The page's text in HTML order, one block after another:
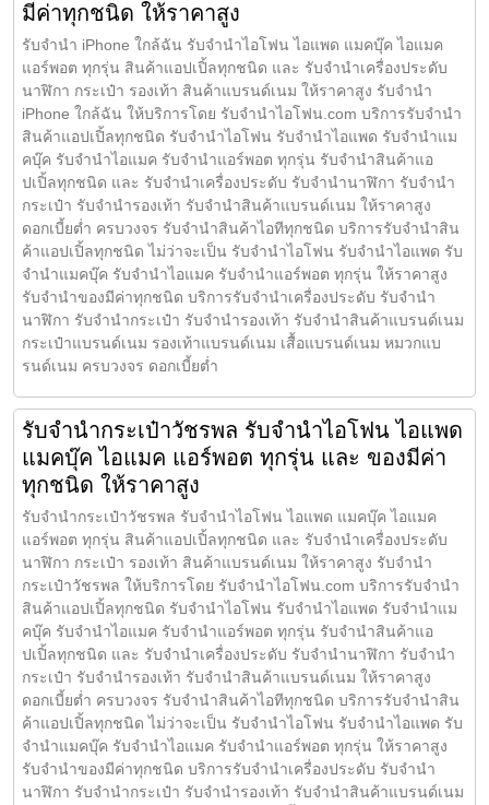
มีค่าทุกชนิด ให้ราคาสูง
รับจำนำ iPhone ใกล้ฉัน รับจำนำไอโฟน ไอแพด แมคบุ๊ค ไอแมค
แอร์พอต ทุกรุ่น สินค้าแอปเปิ้ลทุกชนิด และ รับจำนำเครื่องประดับ
นาฬิกา กระเป๋า รองเท้า สินค้าแบรนด์เนม ให้ราคาสูง รับจำนำ
iPhone ใกล้ฉัน ให้บริการโดย รับจํานําไอโฟน.com บริการรับจำนำ
สินค้าแอปเปิ้ลทุกชนิด รับจำนำไอโฟน รับจำนำไอแพด รับจำนำแม
คบุ๊ค รับจำนำไอแมค รับจำนำแอร์พอต ทุกรุ่น รับจำนำสินค้าแอ
ปเปิ้ลทุกชนิด และ รับจำนำเครื่องประดับ รับจำนำนาฬิกา รับจำนำ
กระเป๋า รับจำนำรองเท้า รับจำนำสินค้าแบรนด์เนม ให้ราคาสูง
ดอกเบี้ยต่ำ ครบวงจร รับจำนำสินค้าไอทีทุกชนิด บริการรับจำนำสิน
ค้าแอปเปิ้ลทุกชนิด ไม่ว่าจะเป็น รับจำนำไอโฟน รับจำนำไอแพด รับ
จำนำแมคบุ๊ค รับจำนำไอแมค รับจำนำแอร์พอต ทุกรุ่น ให้ราคาสูง
รับจำนำของมีค่าทุกชนิด บริการรับจำนำเครื่องประดับ รับจำนำ
นาฬิกา รับจำนำกระเป๋า รับจำนำรองเท้า รับจำนำสินค้าแบรนด์เนม
กระเป๋าแบรนด์เนม รองเท้าแบรนด์เนม เสื้อแบรนด์เนม หมวกแบ
รนด์เนม ครบวงจร ดอกเบี้ยต่ำ
รับจำนำกระเป๋าวัชรพล รับจำนำไอโฟน ไอแพด
แมคบุ๊ค ไอแมค แอร์พอต ทุกรุ่น และ ของมีค่า
ทุกชนิด ให้ราคาสูง
รับจำนำกระเป๋าวัชรพล รับจำนำไอโฟน ไอแพด แมคบุ๊ค ไอแมค
แอร์พอต ทุกรุ่น สินค้าแอปเปิ้ลทุกชนิด และ รับจำนำเครื่องประดับ
นาฬิกา กระเป๋า รองเท้า สินค้าแบรนด์เนม ให้ราคาสูง รับจำนำ
กระเป๋าวัชรพล ให้บริการโดย รับจํานําไอโฟน.com บริการรับจำนำ
สินค้าแอปเปิ้ลทุกชนิด รับจำนำไอโฟน รับจำนำไอแพด รับจำนำแม
คบุ๊ค รับจำนำไอแมค รับจำนำแอร์พอต ทุกรุ่น รับจำนำสินค้าแอ
ปเปิ้ลทุกชนิด และ รับจำนำเครื่องประดับ รับจำนำนาฬิกา รับจำนำ
กระเป๋า รับจำนำรองเท้า รับจำนำสินค้าแบรนด์เนม ให้ราคาสูง
ดอกเบี้ยต่ำ ครบวงจร รับจำนำสินค้าไอทีทุกชนิด บริการรับจำนำสิน
ค้าแอปเปิ้ลทุกชนิด ไม่ว่าจะเป็น รับจำนำไอโฟน รับจำนำไอแพด รับ
จำนำแมคบุ๊ค รับจำนำไอแมค รับจำนำแอร์พอต ทุกรุ่น ให้ราคาสูง
รับจำนำของมีค่าทุกชนิด บริการรับจำนำเครื่องประดับ รับจำนำ
นาฬิกา รับจำนำกระเป๋า รับจำนำรองเท้า รับจำนำสินค้าแบรนด์เนม